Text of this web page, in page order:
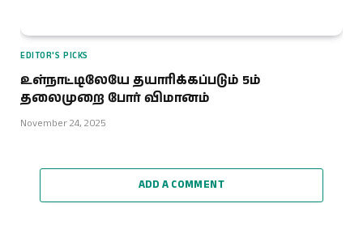
EDITOR'S PICKS
உள்நாட்டிலேயே தயாரிக்கப்படும் 5ம்
தலைமுறை போர் விமானம்
November 24, 2025
ADD A COMMENT